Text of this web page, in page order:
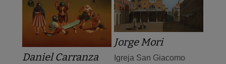
Jorge Mori
Igreja San Giacomo
Daniel Carranza